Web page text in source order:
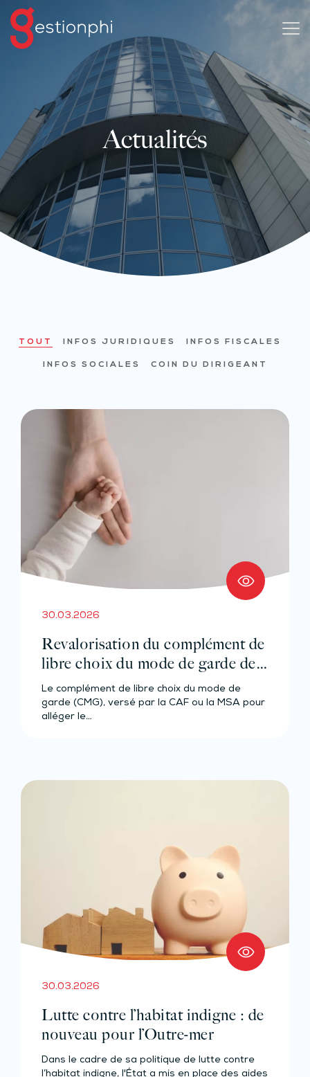
Actualités
TOUT INFOS JURIDIQUES INFOS FISCALES
INFOS SOCIALES COIN DU DIRIGEANT
30.03.2026
Revalorisation du complément de
libre choix du mode de garde des
enfants de moins de 6 ans
Le complément de libre choix du mode de
garde (CMG), versé par la CAF ou la MSA pour
alléger le…
30.03.2026
Lutte contre l’habitat indigne : de
nouveau pour l’Outre-mer
Dans le cadre de sa politique de lutte contre
l’habitat indigne, l'État a mis en place des aides